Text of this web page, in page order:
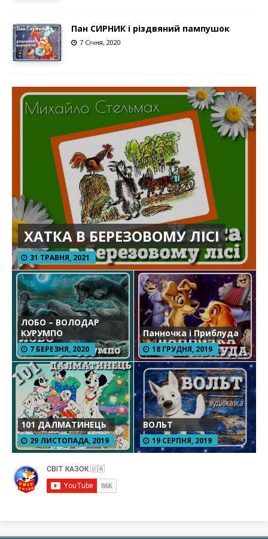
Пан СИРНИК і різдвяний пампушок
7 Січня, 2020
ХАТКА В БЕРЕЗОВОМУ ЛІСІ
31 ТРАВНЯ, 2021
ЛОБО – ВОЛОДАР
КУРУМПО
7 БЕРЕЗНЯ, 2020
Панночка і Приблуда
18 ГРУДНЯ, 2019
101 ДАЛМАТИНЕЦЬ
29 ЛИСТОПАДА, 2019
ВОЛЬТ
19 СЕРПНЯ, 2019